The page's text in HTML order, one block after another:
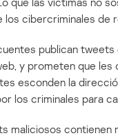
los cibercriminales de
publican
y prometen que les
esconden la
los criminales para
maliciosos contienen